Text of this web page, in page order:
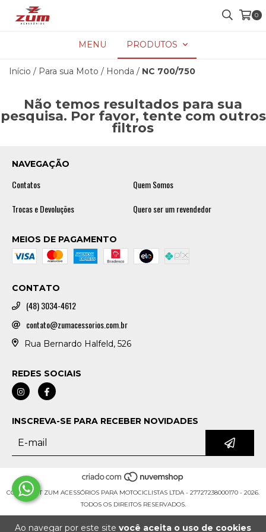
Ao navegar por este site você aceita o uso de cookies
0
MENU PRODUTOS
Início / Para sua Moto / Honda / NC 700/750
Não temos resultados para sua
pesquisa. Por favor, tente com outros
filtros
NAVEGAÇÃO
Contatos
Quem Somos
Trocas e Devoluções
Quero ser um revendedor
MEIOS DE PAGAMENTO
CONTATO
(48) 3034-4612
contato@zumacessorios.com.br
Rua Bernardo Halfeld, 526
REDES SOCIAIS
INSCREVA-SE PARA RECEBER NOVIDADES
COPYRIGHT ZUM ACESSÓRIOS PARA MOTOCICLISTAS LTDA - 27727238000170 - 2026.
TODOS OS DIREITOS RESERVADOS.